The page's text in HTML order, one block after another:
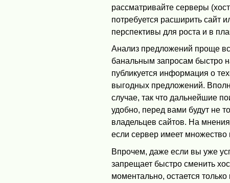
рассматривайте серверы
потребуется расширить сайт
перспективы для роста и в
Анализ предложений проще
банальным запросам быстро
публикуется информация о
выгодных предложений.
случае, так что дальнейшие
удобно, перед вами будут не
владельцев сайтов. На
если сервер имеет множество
Впрочем, даже если вы уже
запрещает быстро сменить
моментально, остается